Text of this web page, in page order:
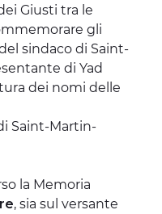
Giusti tra le
gli
sindaco di Saint-
di Yad
dei nomi delle
Saint-Martin-
la Memoria
, sia sul versante